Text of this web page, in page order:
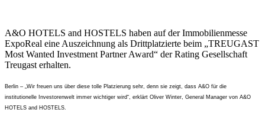
A&O HOTELS and HOSTELS haben auf der Immobilienmesse
ExpoReal eine Auszeichnung als Drittplatzierte beim „TREUGAST
Most Wanted Investment Partner Award“ der Rating Gesellschaft
Treugast erhalten.
Berlin – „Wir freuen uns über diese tolle Platzierung sehr, denn sie zeigt, dass A&O für die
institutionelle Investorenwelt immer wichtiger wird“, erklärt Oliver Winter, General Manager von A&O
HOTELS and HOSTELS.